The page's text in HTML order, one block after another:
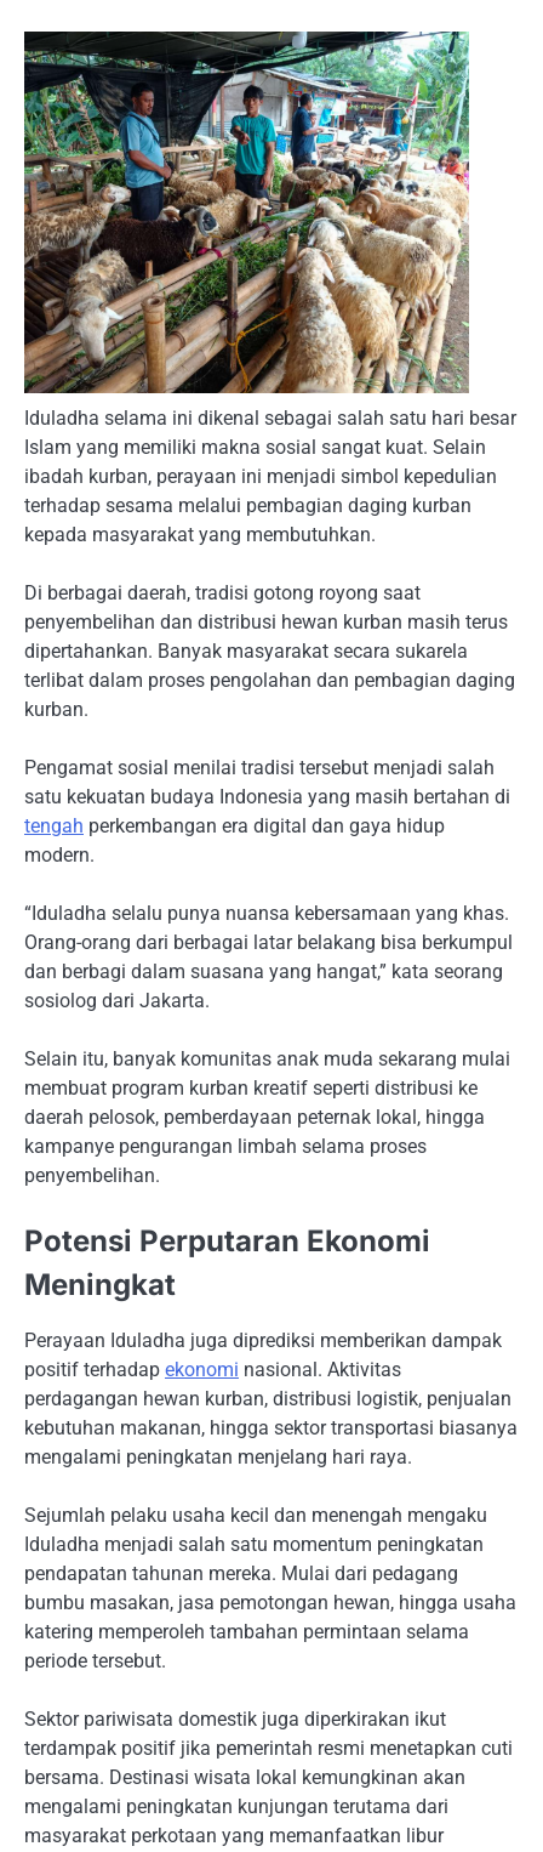
Iduladha selama ini dikenal sebagai salah satu hari besar
Islam yang memiliki makna sosial sangat kuat. Selain
ibadah kurban, perayaan ini menjadi simbol kepedulian
terhadap sesama melalui pembagian daging kurban
kepada masyarakat yang membutuhkan.
Di berbagai daerah, tradisi gotong royong saat
penyembelihan dan distribusi hewan kurban masih terus
dipertahankan. Banyak masyarakat secara sukarela
terlibat dalam proses pengolahan dan pembagian daging
kurban.
Pengamat sosial menilai tradisi tersebut menjadi salah
satu kekuatan budaya Indonesia yang masih bertahan di
tengah perkembangan era digital dan gaya hidup
modern.
“Iduladha selalu punya nuansa kebersamaan yang khas.
Orang-orang dari berbagai latar belakang bisa berkumpul
dan berbagi dalam suasana yang hangat,” kata seorang
sosiolog dari Jakarta.
Selain itu, banyak komunitas anak muda sekarang mulai
membuat program kurban kreatif seperti distribusi ke
daerah pelosok, pemberdayaan peternak lokal, hingga
kampanye pengurangan limbah selama proses
penyembelihan.
Potensi Perputaran Ekonomi
Meningkat
Perayaan Iduladha juga diprediksi memberikan dampak
positif terhadap ekonomi nasional. Aktivitas
perdagangan hewan kurban, distribusi logistik, penjualan
kebutuhan makanan, hingga sektor transportasi biasanya
mengalami peningkatan menjelang hari raya.
Sejumlah pelaku usaha kecil dan menengah mengaku
Iduladha menjadi salah satu momentum peningkatan
pendapatan tahunan mereka. Mulai dari pedagang
bumbu masakan, jasa pemotongan hewan, hingga usaha
katering memperoleh tambahan permintaan selama
periode tersebut.
Sektor pariwisata domestik juga diperkirakan ikut
terdampak positif jika pemerintah resmi menetapkan cuti
bersama. Destinasi wisata lokal kemungkinan akan
mengalami peningkatan kunjungan terutama dari
masyarakat perkotaan yang memanfaatkan libur